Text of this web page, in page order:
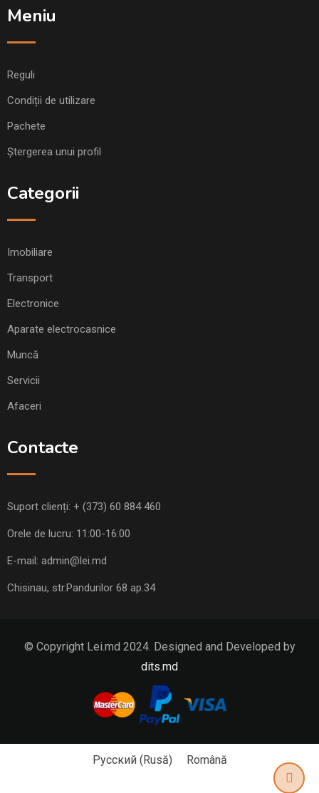
Meniu
Reguli
Condiții de utilizare
Pachete
Ștergerea unui profil
Categorii
Imobiliare
Transport
Electronice
Aparate electrocasnice
Muncă
Servicii
Afaceri
Contacte
Suport clienți: + (373) 60 884 460
Orele de lucru: 11:00-16:00
E-mail: admin@lei.md
Chisinau, str.Pandurilor 68 ap.34
© Copyright Lei.md 2024. Designed and Developed by
dits.md
Русский(Rusă) Română